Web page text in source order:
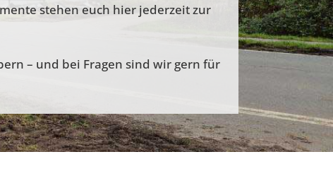
stehen euch hier jederzeit zur
– und bei Fragen sind wir gern für